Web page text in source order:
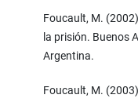
Foucault, M.
la prisión. Buenos
Argentina.
Foucault, M.